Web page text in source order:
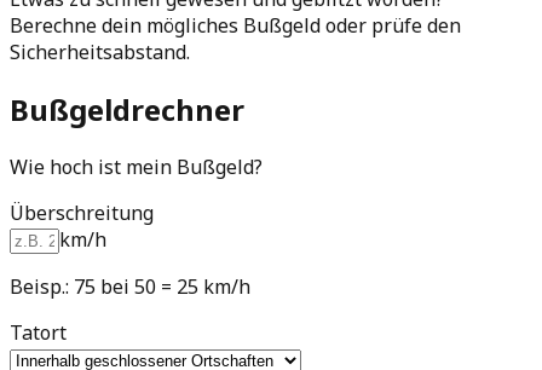
Berechne dein mögliches Bußgeld oder prüfe den
Sicherheitsabstand.
Bußgeldrechner
Wie hoch ist mein Bußgeld?
Überschreitung
km/h
Beisp.: 75 bei 50 = 25 km/h
Tatort